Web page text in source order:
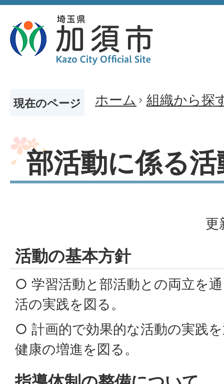
現在のページ ホーム 組織から探
部活動に係る
更
活動の基本方針
○ 学習活動と部活動との両立を
活の実践を図る。
○ 計画的で効果的な活動の実践
健康の増進を図る。